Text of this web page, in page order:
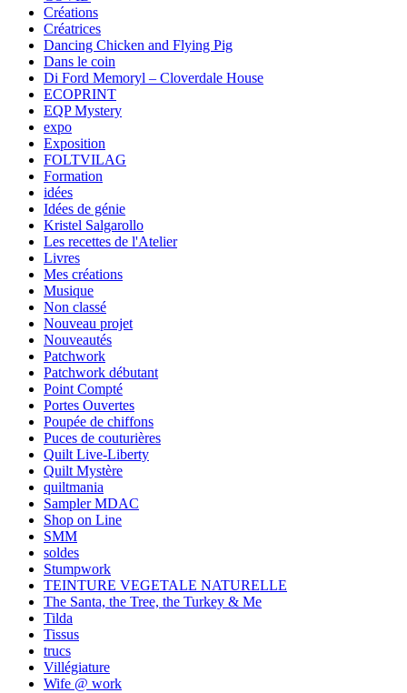
Créations
Créatrices
Dancing Chicken and Flying Pig
Dans le coin
Di Ford Memoryl – Cloverdale House
ECOPRINT
EQP Mystery
expo
Exposition
FOLTVILAG
Formation
idées
Idées de génie
Kristel Salgarollo
Les recettes de l'Atelier
Livres
Mes créations
Musique
Non classé
Nouveau projet
Nouveautés
Patchwork
Patchwork débutant
Point Compté
Portes Ouvertes
Poupée de chiffons
Puces de couturières
Quilt Live-Liberty
Quilt Mystère
quiltmania
Sampler MDAC
Shop on Line
SMM
soldes
Stumpwork
TEINTURE VEGETALE NATURELLE
The Santa, the Tree, the Turkey & Me
Tilda
Tissus
trucs
Villégiature
Wife @ work